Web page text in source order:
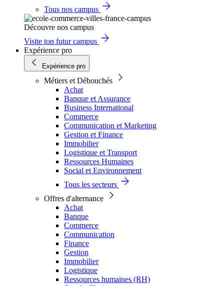
Tous nos campus
Découvre nos campus
Visite ton futur campus
Expérience pro
Expérience pro
Métiers et Débouchés
Achat
Banque et Assurance
Business International
Commerce
Communication et Marketing
Gestion et Finance
Immobilier
Logistique et Transport
Ressources Humaines
Social et Environnement
Tous les secteurs
Offres d'alternance
Achat
Banque
Commerce
Communication
Finance
Gestion
Immobilier
Logistique
Ressources humaines (RH)